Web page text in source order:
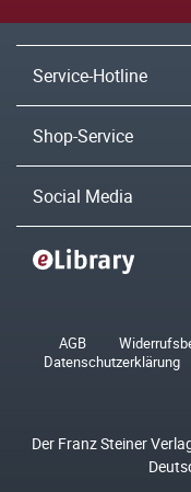
Service-Hotline
Shop-Service
Social Media
AGB
Datenschutzerklärung
Der Franz Steiner